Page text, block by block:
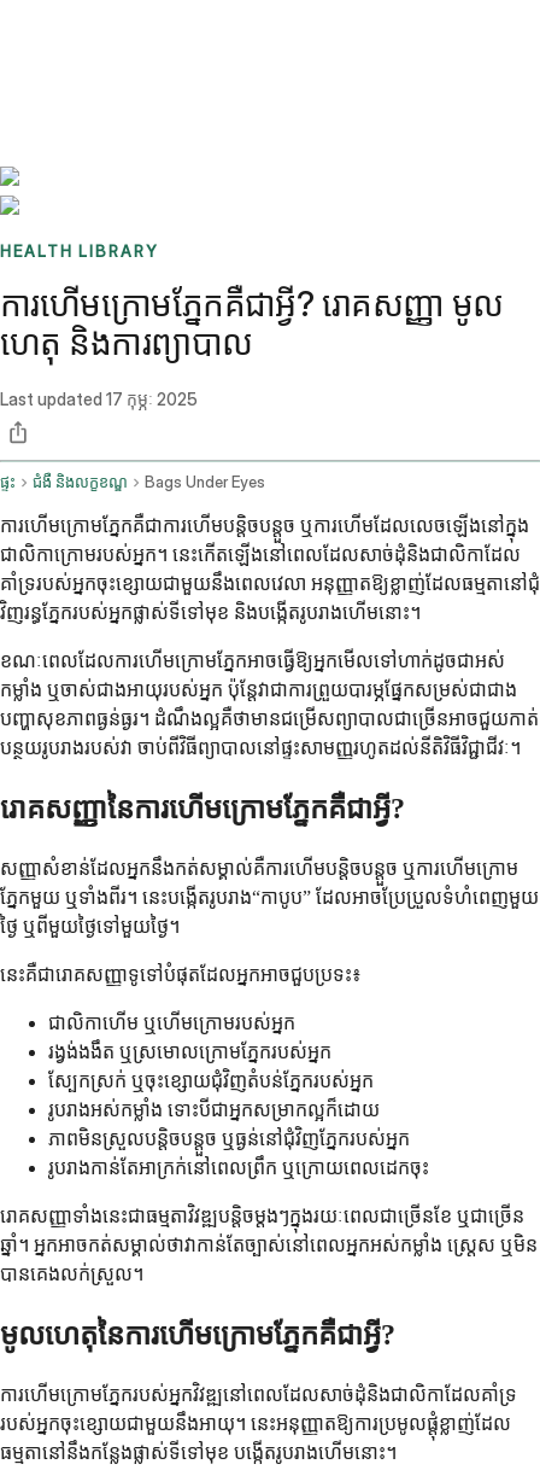
HEALTH LIBRARY
ការហើមក្រោមភ្នែកគឺជាអ្វី? រោគសញ្ញា មូល
ហេតុ និងការព្យាបាល
Last updated 17 កុម្ភៈ 2025
ផ្ទះ ជំងឺ និងលក្ខខណ្ឌ Bags Under Eyes
ការហើមក្រោមភ្នែកគឺជាការហើមបន្តិចបន្តួច ឬការហើមដែលលេចឡើងនៅក្នុង
ជាលិកាក្រោមរបស់អ្នក។ នេះកើតឡើងនៅពេលដែលសាច់ដុំនិងជាលិកាដែល
គាំទ្ររបស់អ្នកចុះខ្សោយជាមួយនឹងពេលវេលា អនុញ្ញាតឱ្យខ្លាញ់ដែលធម្មតានៅជុំ
វិញរន្ធភ្នែករបស់អ្នកផ្លាស់ទីទៅមុខ និងបង្កើតរូបរាងហើមនោះ។
ខណៈពេលដែលការហើមក្រោមភ្នែកអាចធ្វើឱ្យអ្នកមើលទៅហាក់ដូចជាអស់
កម្លាំង ឬចាស់ជាងអាយុរបស់អ្នក ប៉ុន្តែវាជាការព្រួយបារម្ភផ្នែកសម្រស់ជាជាង
បញ្ហាសុខភាពធ្ងន់ធ្ងរ។ ដំណឹងល្អគឺថាមានជម្រើសព្យាបាលជាច្រើនអាចជួយកាត់
បន្ថយរូបរាងរបស់វា ចាប់ពីវិធីព្យាបាលនៅផ្ទះសាមញ្ញរហូតដល់នីតិវិធីវិជ្ជាជីវៈ។
រោគសញ្ញានៃការហើមក្រោមភ្នែកគឺជាអ្វី?
សញ្ញាសំខាន់ដែលអ្នកនឹងកត់សម្គាល់គឺការហើមបន្តិចបន្តួច ឬការហើមក្រោម
ភ្នែកមួយ ឬទាំងពីរ។ នេះបង្កើតរូបរាង“កាបូប” ដែលអាចប្រែប្រួលទំហំពេញមួយ
ថ្ងៃ ឬពីមួយថ្ងៃទៅមួយថ្ងៃ។
នេះគឺជារោគសញ្ញាទូទៅបំផុតដែលអ្នកអាចជួបប្រទះ៖
ជាលិកាហើម ឬហើមក្រោមរបស់អ្នក
រង្វង់ងងឹត ឬស្រមោលក្រោមភ្នែករបស់អ្នក
ស្បែកស្រក់ ឬចុះខ្សោយជុំវិញតំបន់ភ្នែករបស់អ្នក
រូបរាងអស់កម្លាំង ទោះបីជាអ្នកសម្រាកល្អក៏ដោយ
ភាពមិនស្រួលបន្តិចបន្តួច ឬធ្ងន់នៅជុំវិញភ្នែករបស់អ្នក
រូបរាងកាន់តែអាក្រក់នៅពេលព្រឹក ឬក្រោយពេលដេកចុះ
រោគសញ្ញាទាំងនេះជាធម្មតាវិវឌ្ឍបន្តិចម្តងៗក្នុងរយៈពេលជាច្រើនខែ ឬជាច្រើន
ឆ្នាំ។ អ្នកអាចកត់សម្គាល់ថាវាកាន់តែច្បាស់នៅពេលអ្នកអស់កម្លាំង ស្ត្រេស ឬមិន
បានគេងលក់ស្រួល។
មូលហេតុនៃការហើមក្រោមភ្នែកគឺជាអ្វី?
ការហើមក្រោមភ្នែករបស់អ្នកវិវឌ្ឍនៅពេលដែលសាច់ដុំនិងជាលិកាដែលគាំទ្រ
របស់អ្នកចុះខ្សោយជាមួយនឹងអាយុ។ នេះអនុញ្ញាតឱ្យការប្រមូលផ្តុំខ្លាញ់ដែល
ធម្មតានៅនឹងកន្លែងផ្លាស់ទីទៅមុខ បង្កើតរូបរាងហើមនោះ។